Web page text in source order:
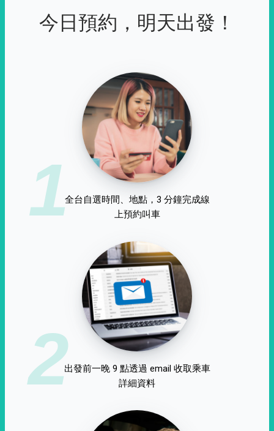
今日預約，明天出發！
1全台自選時間、地點，3 分鐘完成線
上預約叫車
2出發前一晚 9 點透過 email 收取乘車
詳細資料